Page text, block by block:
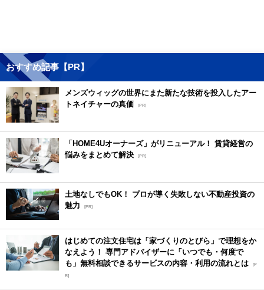
おすすめ記事【PR】
メンズウィッグの世界にまた新たな技術を投入したアー
トネイチャーの真価 [PR]
「HOME4Uオーナーズ」がリニューアル！ 賃貸経営の
悩みをまとめて解決 [PR]
土地なしでもOK！ プロが導く失敗しない不動産投資の
魅力
[PR]
はじめての注文住宅は「家づくりのとびら」で理想をか
なえよう！ 専門アドバイザーに「いつでも・何度で
も」無料相談できるサービスの内容・利用の流れとは [P
R]